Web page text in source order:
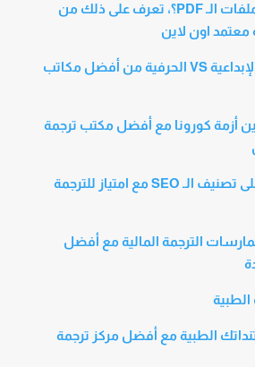
هل يصعب ترجمة ملفات الـ PDF؟، تعرف على ذلك من
اون لاين
تعرف على الترجمة الإبداعية VS الحرفية من أفضل مكاتب
أزمة كورونا مع أفضل مكتب ترجمة
تأثير ترجمة جوجل على تصنيف الـ SEO مع امتياز للترجمة
الترجمة المالية مع أفضل
الطبية مع أفضل مركز ترجمة